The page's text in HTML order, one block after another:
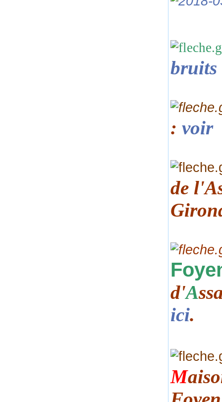
bruits
: voir
de
d'A
ici.
M